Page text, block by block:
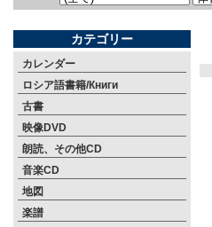
カテゴリー
カレンダー
ロシア語書籍/Книги
古書
映像DVD
朗読、その他CD
音楽CD
地図
楽譜